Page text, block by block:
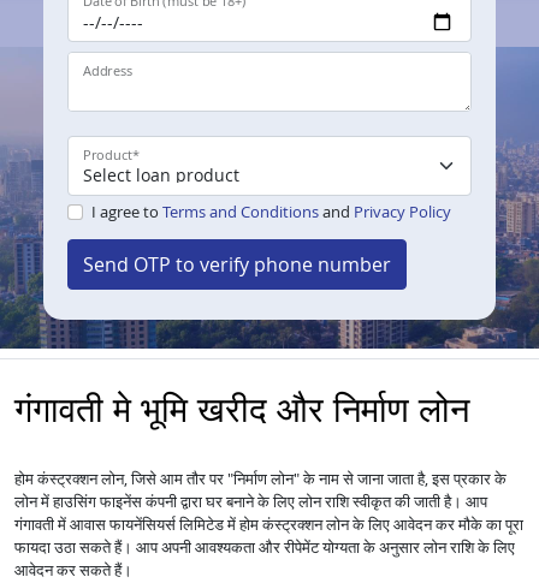
Address
Product*
I agree to Terms and Conditionsand Privacy Policy
Send OTP to verify phone number
गंगावती मे भूमि खरीद और निर्माण लोन
होम कंस्ट्रक्शन लोन, जिसे आम तौर पर "निर्माण लोन" के नाम से जाना जाता है, इस प्रकार के
लोन में हाउसिंग फाइनेंस कंपनी द्वारा घर बनाने के लिए लोन राशि स्वीकृत की जाती है। आप
गंगावती में आवास फायनेंसियर्स लिमिटेड में होम कंस्ट्रक्शन लोन के लिए आवेदन कर मौके का पूरा
फायदा उठा सकते हैं। आप अपनी आवश्यकता और रीपेमेंट योग्यता के अनुसार लोन राशि के लिए
आवेदन कर सकते हैं।